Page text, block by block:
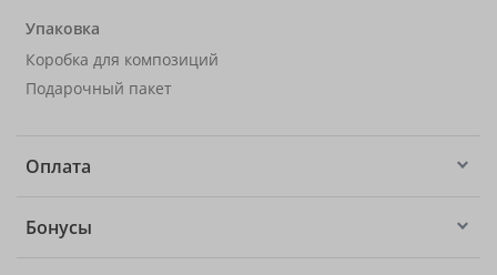
Упаковка
Коробка для композиций
Подарочный пакет
Оплата
Бонусы